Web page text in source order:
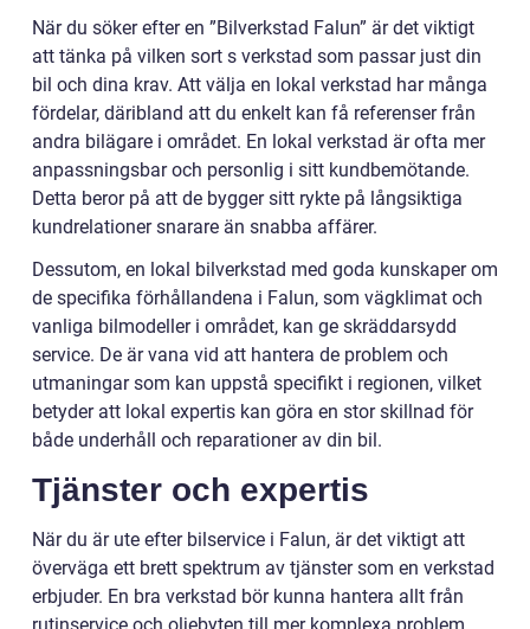
När du söker efter en ”Bilverkstad Falun” är det viktigt
att tänka på vilken sort s verkstad som passar just din
bil och dina krav. Att välja en lokal verkstad har många
fördelar, däribland att du enkelt kan få referenser från
andra bilägare i området. En lokal verkstad är ofta mer
anpassningsbar och personlig i sitt kundbemötande.
Detta beror på att de bygger sitt rykte på långsiktiga
kundrelationer snarare än snabba affärer.
Dessutom, en lokal bilverkstad med goda kunskaper om
de specifika förhållandena i Falun, som vägklimat och
vanliga bilmodeller i området, kan ge skräddarsydd
service. De är vana vid att hantera de problem och
utmaningar som kan uppstå specifikt i regionen, vilket
betyder att lokal expertis kan göra en stor skillnad för
både underhåll och reparationer av din bil.
Tjänster och expertis
När du är ute efter bilservice i Falun, är det viktigt att
överväga ett brett spektrum av tjänster som en verkstad
erbjuder. En bra verkstad bör kunna hantera allt från